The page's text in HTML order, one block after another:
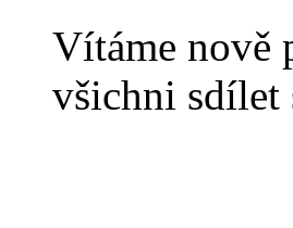
Vítáme nově
všichni sdílet